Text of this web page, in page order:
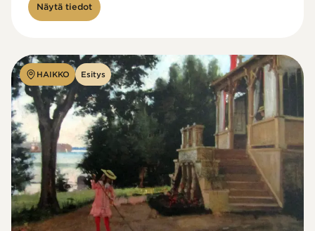
Näytä tiedot
HAIKKO Esitys